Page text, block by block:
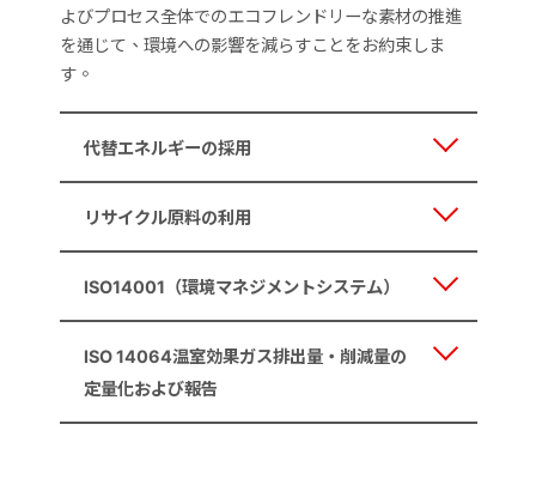
よびプロセス全体でのエコフレンドリーな素材の推進
を通じて、環境への影響を減らすことをお約束しま
す。
代替エネルギーの採用
リサイクル原料の利用
ISO14001（環境マネジメントシステム）
ISO 14064温室効果ガス排出量・削減量の
定量化および報告